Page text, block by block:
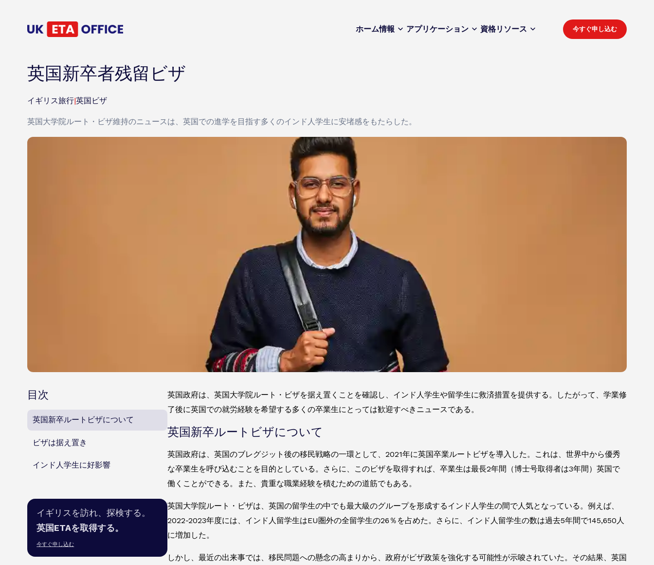
ホーム情報 アプリケーション 資格リソース 今すぐ申し込む
英国新卒者残留ビザ
イギリス旅行|英国ビザ
英国大学院ルート・ビザ維持のニュースは、英国での進学を目指す多くのインド人学生に安堵感をもたらした。
目次
英国新卒ルートビザについて
ビザは据え置き
インド人学生に好影響
イギリスを訪れ、探検する。
英国ETAを取得する。
今すぐ申し込む
英国政府は、英国大学院ルート・ビザを据え置くことを確認し、インド人学生や留学生に救済措置を提供する。したがって、学業修
了後に英国での就労経験を希望する多くの卒業生にとっては歓迎すべきニュースである。
英国新卒ルートビザについて
英国政府は、英国のブレグジット後の移民戦略の一環として、2021年に英国卒業ルートビザを導入した。これは、世界中から優秀
な卒業生を呼び込むことを目的としている。さらに、このビザを取得すれば、卒業生は最長2年間（博士号取得者は3年間）英国で
働くことができる。また、貴重な職業経験を積むための道筋でもある。
英国大学院ルート・ビザは、英国の留学生の中でも最大級のグループを形成するインド人学生の間で人気となっている。例えば、
2022-2023年度には、インド人留学生はEU圏外の全留学生の26％を占めた。さらに、インド人留学生の数は過去5年間で145,650人
に増加した。
しかし、最近の出来事では、移民問題への懸念の高まりから、政府がビザ政策を強化する可能性が示唆されていた。その結果、英国